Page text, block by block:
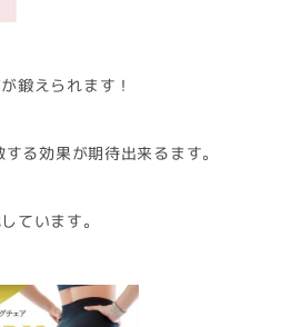
鍛えられます！
る効果が期待出来るます。
ています。